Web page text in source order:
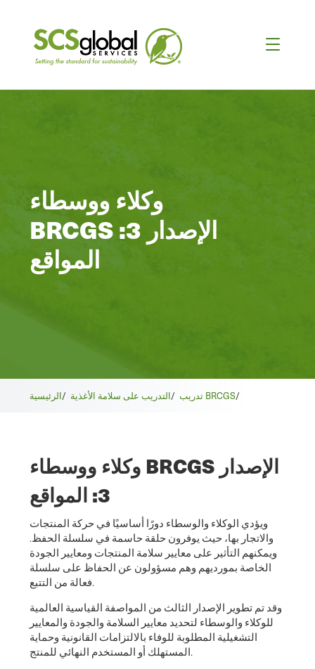
وكلاء ووسطاء
BRCGS الإصدار 3:
المواقع
الرئيسية/ التدريب على سلامة الأغذية/ تدريب BRCGS/
وكلاء ووسطاء BRCGS الإصدار
3: المواقع
ويؤدي الوكلاء والوسطاء دورًا أساسيًا في حركة المنتجات
والاتجار بها، حيث يوفرون حلقة حاسمة في سلسلة الحفظ.
ويمكنهم التأثير على معايير سلامة المنتجات ومعايير الجودة
الخاصة بمورديهم وهم مسؤولون عن الحفاظ على سلسلة
فعالة من التتبع.
وقد تم تطوير الإصدار الثالث من المواصفة القياسية العالمية
للوكلاء والوسطاء لتحديد معايير السلامة والجودة والمعايير
التشغيلية المطلوبة للوفاء بالالتزامات القانونية وحماية
المستهلك أو المستخدم النهائي للمنتج.